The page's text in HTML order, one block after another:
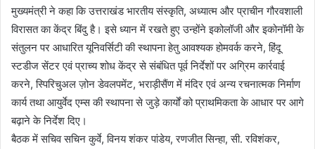
मुख्यमंत्री ने कहा कि उत्तराखंड भारतीय संस्कृति, अध्यात्म और प्राचीन गौरवशाली
विरासत का केंद्र बिंदु है। इसे ध्यान में रखते हुए उन्होंने इकोलॉजी और इकोनॉमी के
संतुलन पर आधारित यूनिवर्सिटी की स्थापना हेतु आवश्यक होमवर्क करने, हिंदू
स्टडीज सेंटर एवं प्राच्य शोध केंद्र से संबंधित पूर्व निर्देशों पर अग्रिम कार्रवाई
करने, स्पिरिचुअल ज़ोन डेवलपमेंट, भराड़ीसैंण में मंदिर एवं अन्य रचनात्मक निर्माण
कार्य तथा आयुर्वेद एम्स की स्थापना से जुड़े कार्यों को प्राथमिकता के आधार पर आगे
बढ़ाने के निर्देश दिए।
बैठक में सचिव सचिन कुर्वे, विनय शंकर पांडेय, रणजीत सिन्हा, सी. रविशंकर,